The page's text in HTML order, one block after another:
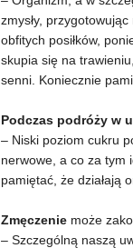
zmysły,
obfitych posiłków,
skupia się na
senni. Koniecznie
Podczas podróży w
– Niski poziom cukru
nerwowe, a co za tym
pamiętać, że działają
Zmęczenie może
– Szczególną naszą